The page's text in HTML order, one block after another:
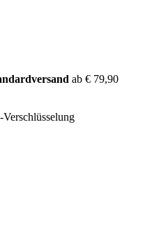
ab € 79,90